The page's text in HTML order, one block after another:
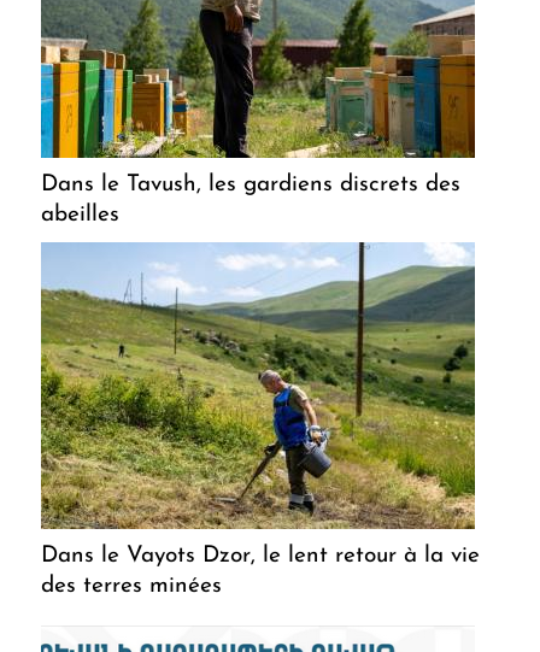
Dans le Tavush, les gardiens discrets des
abeilles
Dans le Vayots Dzor, le lent retour à la vie
des terres minées